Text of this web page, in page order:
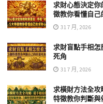
求財心態決定你
徵教你看懂自己
31 7 月, 2026
求財盲點手相怎
死角
31 7 月, 2026
求橫財方法全攻
特徵教你判斷與